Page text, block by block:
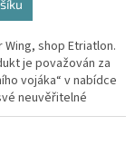
Wing, shop Etriatlon.
je považován za
vojáka“ v nabídce
neuvěřitelné
XLAB